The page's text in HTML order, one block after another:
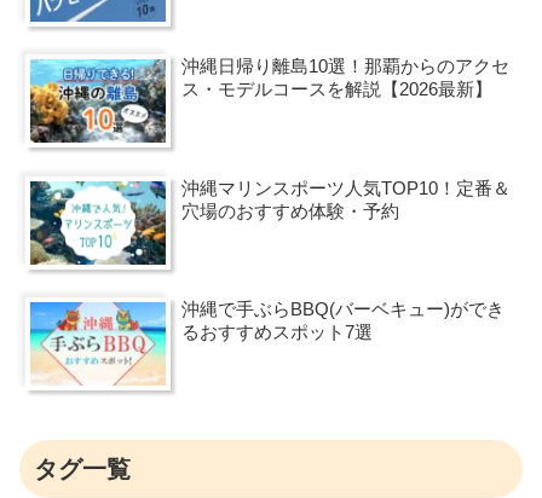
沖縄日帰り離島10選！那覇からのアクセ
ス・モデルコースを解説【2026最新】
沖縄マリンスポーツ人気TOP10！定番＆
穴場のおすすめ体験・予約
沖縄で手ぶらBBQ(バーベキュー)ができ
るおすすめスポット7選
タグ一覧